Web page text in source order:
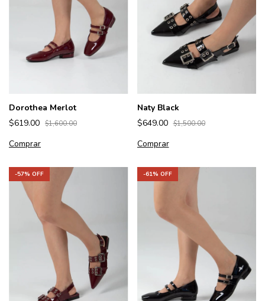
Dorothea Merlot
$619.00 $1,600.00
Comprar
Naty Black
$649.00 $1,500.00
Comprar
-57% OFF -61% OFF